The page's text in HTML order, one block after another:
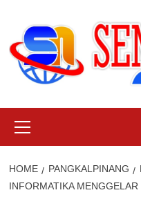
content
Menu
HOME PANGKALPINANG
INFORMATIKA